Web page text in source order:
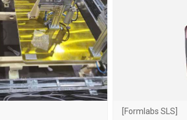
Formlabs SLS